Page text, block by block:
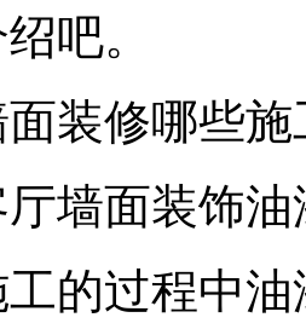
吧。
修哪些施
面装饰油
过程中油